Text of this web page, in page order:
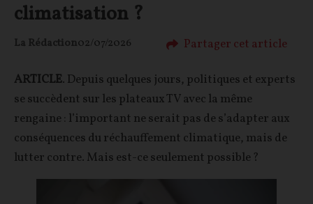
climatisation ?
La Rédaction02/07/2026 Partager cet article
ARTICLE. Depuis quelques jours, politiques et experts
se succèdent sur les plateaux TV avec la même
rengaine : l’important ne serait pas de s’adapter aux
conséquences du réchauffement climatique, mais de
lutter contre. Mais est-ce seulement possible ?